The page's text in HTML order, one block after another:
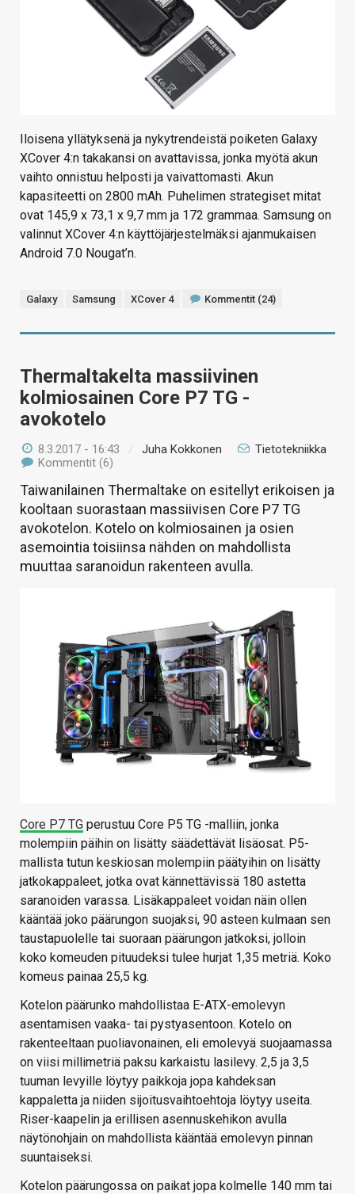
Iloisena yllätyksenä ja nykytrendeistä poiketen Galaxy
XCover 4:n takakansi on avattavissa, jonka myötä akun
vaihto onnistuu helposti ja vaivattomasti. Akun
kapasiteetti on 2800 mAh. Puhelimen strategiset mitat
ovat 145,9 x 73,1 x 9,7 mm ja 172 grammaa. Samsung on
valinnut XCover 4:n käyttöjärjestelmäksi ajanmukaisen
Android 7.0 Nougat’n.
Galaxy Samsung XCover 4 Kommentit (24)
Thermaltakelta massiivinen
kolmiosainen Core P7 TG -
avokotelo
8.3.2017 - 16:43 / Juha Kokkonen
Tietotekniikka
Kommentit (6)
Taiwanilainen Thermaltake on esitellyt erikoisen ja
kooltaan suorastaan massiivisen Core P7 TG
avokotelon. Kotelo on kolmiosainen ja osien
asemointia toisiinsa nähden on mahdollista
muuttaa saranoidun rakenteen avulla.
Core P7 TG perustuu Core P5 TG -malliin, jonka
molempiin päihin on lisätty säädettävät lisäosat. P5-
mallista tutun keskiosan molempiin päätyihin on lisätty
jatkokappaleet, jotka ovat kännettävissä 180 astetta
saranoiden varassa. Lisäkappaleet voidan näin ollen
kääntää joko päärungon suojaksi, 90 asteen kulmaan sen
taustapuolelle tai suoraan päärungon jatkoksi, jolloin
koko komeuden pituudeksi tulee hurjat 1,35 metriä. Koko
komeus painaa 25,5 kg.
Kotelon päärunko mahdollistaa E-ATX-emolevyn
asentamisen vaaka- tai pystyasentoon. Kotelo on
rakenteeltaan puoliavonainen, eli emolevyä suojaamassa
on viisi millimetriä paksu karkaistu lasilevy. 2,5 ja 3,5
tuuman levyille löytyy paikkoja jopa kahdeksan
kappaletta ja niiden sijoitusvaihtoehtoja löytyy useita.
Riser-kaapelin ja erillisen asennuskehikon avulla
näytönohjain on mahdollista kääntää emolevyn pinnan
suuntaiseksi.
Kotelon päärungossa on paikat jopa kolmelle 140 mm tai